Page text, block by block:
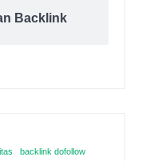
Backlink
backlink dofollow